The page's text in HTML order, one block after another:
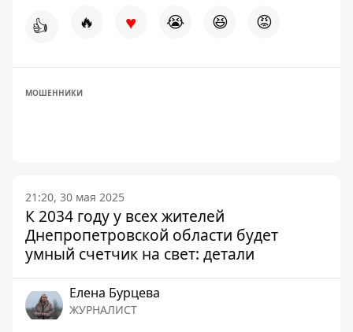
👍 🔥 ♥ 😭 😆 😡
МОШЕННИКИ
21:20, 30 мая 2025
К 2034 году у всех жителей
Днепропетровской области будет
умный счетчик на свет: детали
Елена Бурцева
ЖУРНАЛИСТ